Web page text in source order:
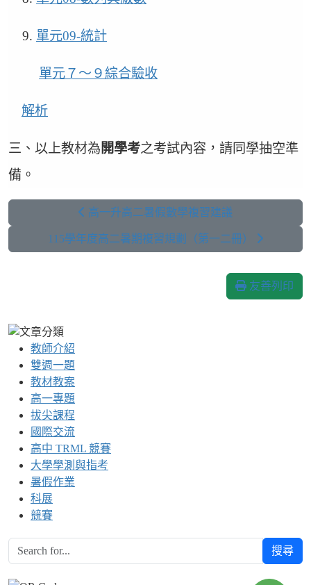
9. 單元09-統計
單元７～９綜合驗收
解析
三、以上教材為 開學考之考試內容，請同學抽空準
備。
高一升高二暑假數學複習建議
115學年度高二暑期複習規劃（第一二冊）
友善列印
教師介紹
雙週一題
教材教案
高一專題
拔尖課程
國際交流
高中 TRML 競賽
大學學測與指考
暑假作業
科展
競賽
搜尋